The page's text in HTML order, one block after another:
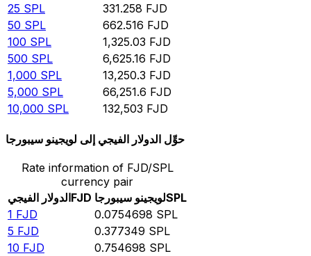
25 SPL 331.258 FJD
50 SPL 662.516 FJD
100 SPL 1,325.03 FJD
500 SPL 6,625.16 FJD
1,000 SPL 13,250.3 FJD
5,000 SPL 66,251.6 FJD
10,000 SPL 132,503 FJD
حوِّل الدولار الفيجي إلى لويجينو سيبورجا
Rate information of FJD/SPL
currency pair
الدولار الفيجيFJD لويجينو سيبورجاSPL
1 FJD 0.0754698 SPL
5 FJD 0.377349 SPL
10 FJD 0.754698 SPL